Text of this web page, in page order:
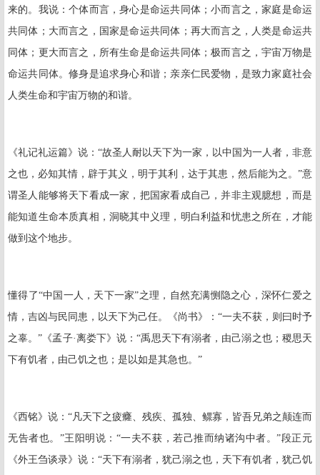
来的。我说：个体而言，身心是命运共同体；小而言之，家庭是命运
共同体；大而言之，国家是命运共同体；再大而言之，人类是命运共
同体；更大而言之，所有生命是命运共同体；极而言之，宇宙万物是
命运共同体。修身是追求身心和谐；亲亲仁民爱物，是致力家庭社会
人类生命和宇宙万物的和谐。
《礼记礼运篇》说：“故圣人耐以天下为一家，以中国为一人者，非意
之也，必知其情，辟于其义，明于其利，达于其患，然后能为之。”意
谓圣人能够将天下看成一家，把国家看成自己，并非主观臆想，而是
能知道生命本质真相，洞晓其中义理，明白利益和忧患之所在，才能
做到这个地步。
懂得了“中国一人，天下一家”之理，自然充满恻隐之心，深怀仁爱之
情，吉凶与民同患，以天下为己任。《尚书》：“一夫不获，则曰时予
之辜。”《孟子·离娄下》说：“禹思天下有溺者，由己溺之也；稷思天
下有饥者，由己饥之也；是以如是其急也。”
《西铭》说：“凡天下之疲癃、残疾、孤独、鳏寡，皆吾兄弟之颠连而
无告者也。”王阳明说：“一夫不获，若己推而纳诸沟中者。”段正元
《外王刍谈录》说：“天下有溺者，犹己溺之也，天下有饥者，犹己饥